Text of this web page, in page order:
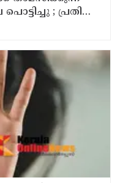
; പ്രതി